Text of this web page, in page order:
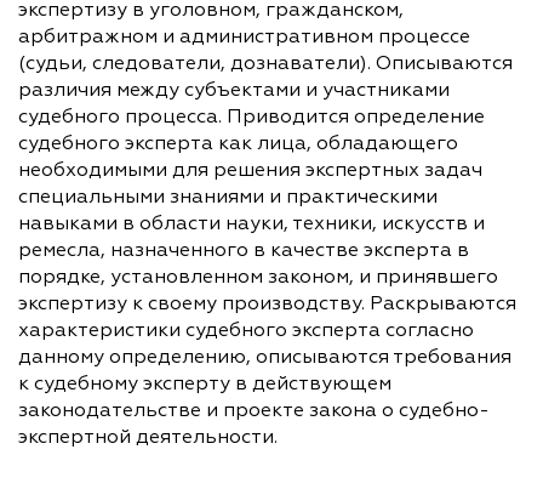
экспертизу в уголовном, гражданском,
арбитражном и административном процессе
(судьи, следователи, дознаватели). Описываются
различия между субъектами и участниками
судебного процесса. Приводится определение
судебного эксперта как лица, обладающего
необходимыми для решения экспертных задач
специальными знаниями и практическими
навыками в области науки, техники, искусств и
ремесла, назначенного в качестве эксперта в
порядке, установленном законом, и принявшего
экспертизу к своему производству. Раскрываются
характеристики судебного эксперта согласно
данному определению, описываются требования
к судебному эксперту в действующем
законодательстве и проекте закона о судебно-
экспертной деятельности.